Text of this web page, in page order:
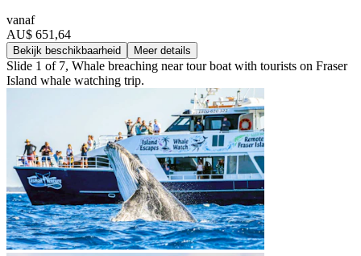
vanaf
AU$ 651,64
Bekijk beschikbaarheid Meer details
Slide 1 of 7, Whale breaching near tour boat with tourists on Fraser
Island whale watching trip.